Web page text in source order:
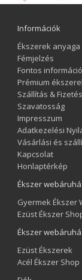
Információk
Ékszerek anyaga
Fémjelzés
Fontos információ
Prémium
Szállítás & Fizetés
Szavatosság
Impresszum
Adatkezelési
Vásárlási és
Kapcsolat
Honlaptérkép
Ékszer
Gyermek Ékszer
Ezüst Ékszer
Ékszer
Ezüst Ékszerek
Acél Ékszer Shop